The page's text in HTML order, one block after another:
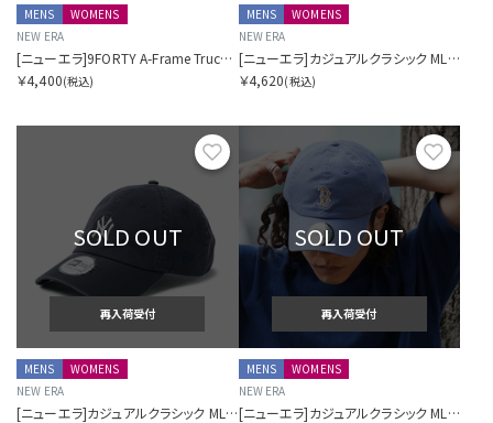
MENS
WOMENS
NEW ERA
[ニューエラ]9FORTY A-Frame Trucker The Powerpuff Girls パワーパフ ガールズ ハート クロームホワイト/バーントウッド
￥4,400(税込)
MENS
WOMENS
NEW ERA
[ニューエラ]カジュアルクラシック MLB ニューヨーク・ヤンキース ストーン
￥4,620(税込)
お気に入り
SOLD OUT
再入荷受付
MENS
WOMENS
NEW ERA
[ニューエラ]カジュアルクラシック MLB ニューヨーク・ヤンキース ネイビー
お気
SOLD OUT
再入荷受付
MENS
WOMENS
NEW ERA
[ニューエラ]カジュアルクラシック MLB ボストン・レッドソックス スレート